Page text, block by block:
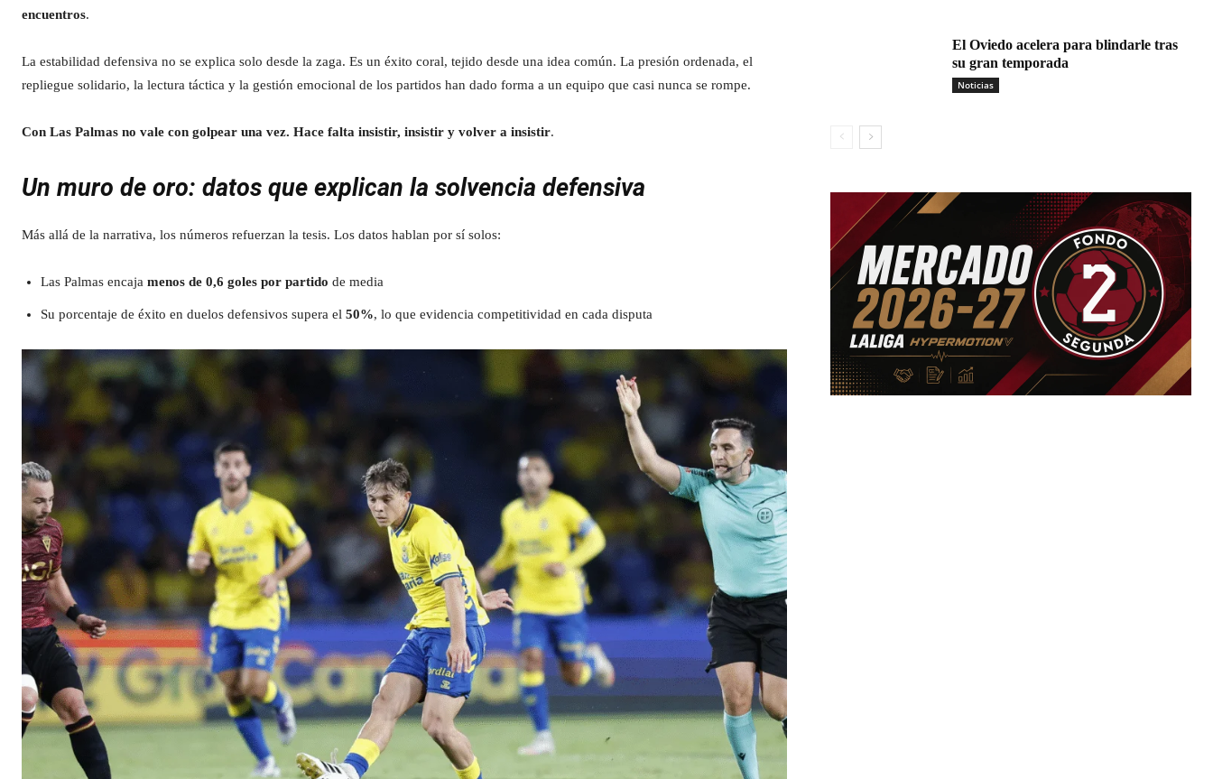
encuentros.
La estabilidad defensiva no se explica solo desde la zaga. Es un éxito coral, tejido desde una idea común. La presión ordenada, el
repliegue solidario, la lectura táctica y la gestión emocional de los partidos han dado forma a un equipo que casi nunca se rompe.
Con Las Palmas no vale con golpear una vez. Hace falta insistir, insistir y volver a insistir.
Un muro de oro: datos que explican la solvencia defensiva
Más allá de la narrativa, los números refuerzan la tesis. Los datos hablan por sí solos:
Las Palmas encaja menos de 0,6 goles por partido de media
Su porcentaje de éxito en duelos defensivos supera el 50%, lo que evidencia competitividad en cada disputa
El Oviedo acelera para blindarle tras
su gran temporada
Noticias